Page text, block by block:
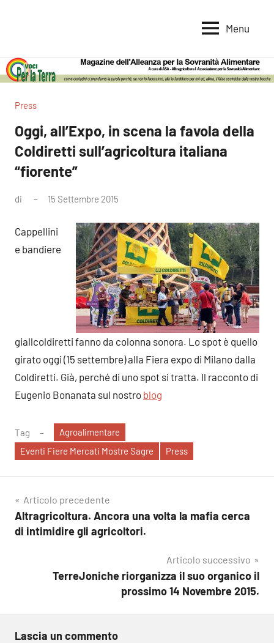
per
la
Terra
per
la
Alimentare
Menu
Press
Oggi, all’Expo, in scena la favola della
Coldiretti sull’agricoltura italiana
“fiorente”
di 15 Settembre 2015
Cappellini
e bandiere
giallcoldiretti fanno da colonna sonora. Lo spot è quello
girato oggi (15 settembre) alla Fiera expo di Milano dalla
Coldiretti. Già, perché di uno spot si tratta. Il racconto di
Eugenio Bonanata sul nostro blog
Tag
Agroalimentare
Eventi Fiere Mercati Mostre Sagre
Press
Navigazione
articoli
Articolo precedente
Altragricoltura. Ancora una volta la mafia cerca
di intimidire gli agricoltori.
Articolo successivo
TerreJoniche riorganizza il suo organico il
prossimo 14 Novembre 2015.
Lascia un commento